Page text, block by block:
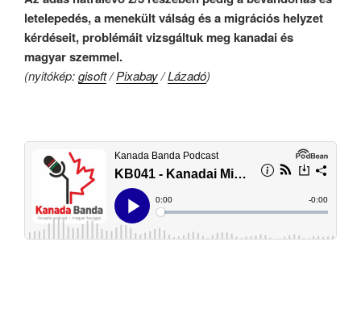
letelepedés, a menekült válság és a migrációs helyzet
kérdéseit, problémáit vizsgáltuk meg kanadai és
magyar szemmel.
(nyitókép:gisoft/Pixabay/Lázadó)